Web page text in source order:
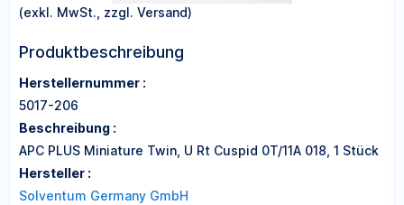
(exkl. MwSt., zzgl. Versand)
Produktbeschreibung
Herstellernummer :
5017-206
Beschreibung :
APC PLUS Miniature Twin, U Rt Cuspid 0T/11A 018, 1 Stück
Hersteller :
Solventum Germany GmbH